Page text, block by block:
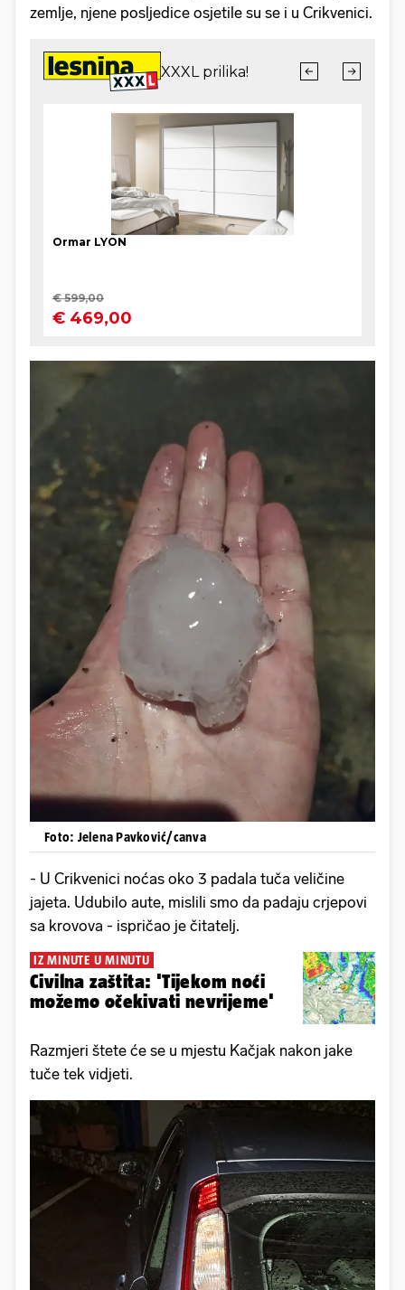
zemlje, njene posljedice osjetile su se i u Crikvenici.
Foto: Jelena Pavković/canva
- U Crikvenici noćas oko 3 padala tuča veličine
jajeta. Udubilo aute, mislili smo da padaju crjepovi
sa krovova - ispričao je čitatelj.
IZ MINUTE U MINUTU
Civilna zaštita: 'Tijekom noći
možemo očekivati nevrijeme'
Razmjeri štete će se u mjestu Kačjak nakon jake
tuče tek vidjeti.